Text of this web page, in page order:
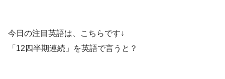
今日の注目英語は、こちらです↓
「12四半期連続」を英語で言うと？